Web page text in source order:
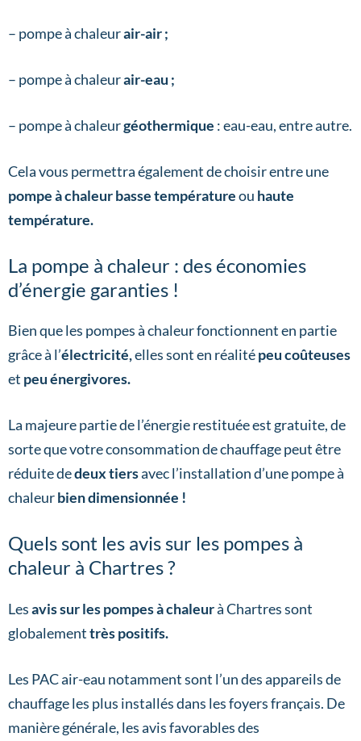
– pompe à chaleurair-air ;
– pompe à chaleurair-eau ;
– pompe à chaleurgéothermique : eau-eau, entre autre.
Cela vous permettra également de choisir entre une
pompe à chaleur basse températureou haute
température.
La pompe à chaleur : des économies
d’énergie garanties !
Bien que les pompes à chaleur fonctionnent en partie
grâce à l’électricité,elles sont en réalitépeu coûteuses
et peu énergivores.
La majeure partie de l’énergie restituée est gratuite, de
sorte que votre consommation de chauffage peut être
réduite dedeux tiersavec l’installation d’une pompe à
chaleurbien dimensionnée !
Quels sont les avis sur les pompes à
chaleur à Chartres ?
Lesavis sur les pompes à chaleurà Chartres sont
globalementtrès positifs.
Les PAC air-eau notamment sont l’un des appareils de
chauffage les plus installés dans les foyers français. De
manière générale, les avis favorables des